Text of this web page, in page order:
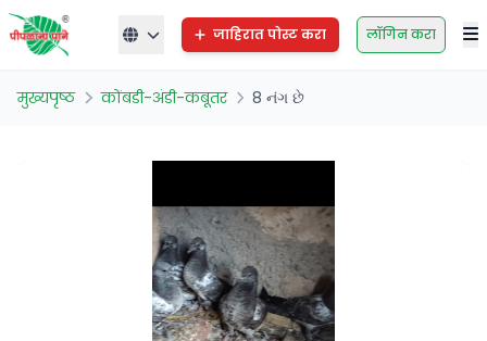
जाहिरात पोस्ट करा लॉगिन करा
मुख्यपृष्ठ कोंबडी-अंडी-कबूतर 8 નંગ છે